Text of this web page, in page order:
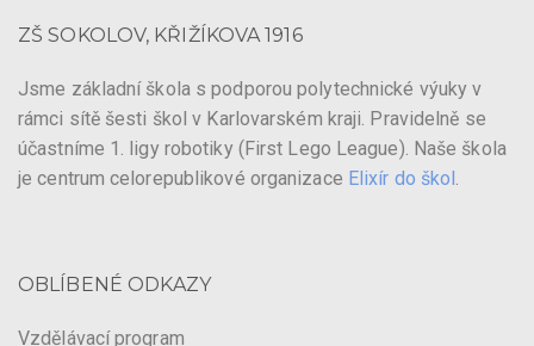
ZŠ SOKOLOV, KŘIŽÍKOVA 1916
Jsme základní škola s podporou polytechnické výuky v
rámci sítě šesti škol v Karlovarském kraji. Pravidelně se
účastníme 1. ligy robotiky (First Lego League). Naše škola
je centrum celorepublikové organizace Elixír do škol.
OBLÍBENÉ ODKAZY
Vzdělávací program